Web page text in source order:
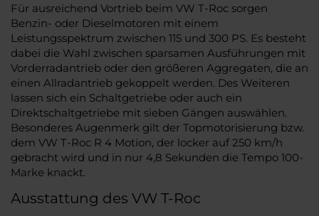
Für ausreichend Vortrieb beim VW T-Roc sorgen
Benzin- oder Dieselmotoren mit einem
Leistungsspektrum zwischen 115 und 300 PS. Es besteht
dabei die Wahl zwischen sparsamen Ausführungen mit
Vorderradantrieb oder den größeren Aggregaten, die an
einen Allradantrieb gekoppelt werden. Des Weiteren
lassen sich ein Schaltgetriebe oder auch ein
Direktschaltgetriebe mit sieben Gängen auswählen.
Besonderes Augenmerk gilt der Topmotorisierung bzw.
dem VW T-Roc R 4 Motion, der locker auf 250 km/h
gebracht wird und in nur 4,8 Sekunden die Tempo 100-
Marke knackt.
Ausstattung des VW T-Roc